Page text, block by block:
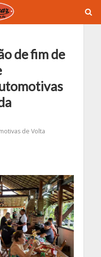
de fim de
de Volta